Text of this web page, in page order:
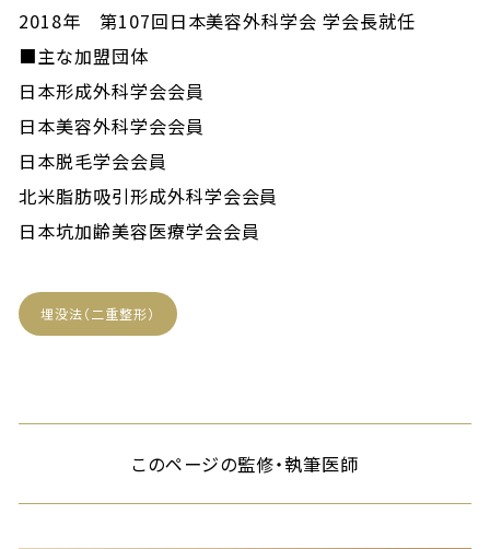
2018年 第107回日本美容外科学会 学会長就任
■主な加盟団体
日本形成外科学会会員
日本美容外科学会会員
日本脱毛学会会員
北米脂肪吸引形成外科学会会員
日本坑加齢美容医療学会会員
埋没法（二重整形）
このページの監修・執筆医師